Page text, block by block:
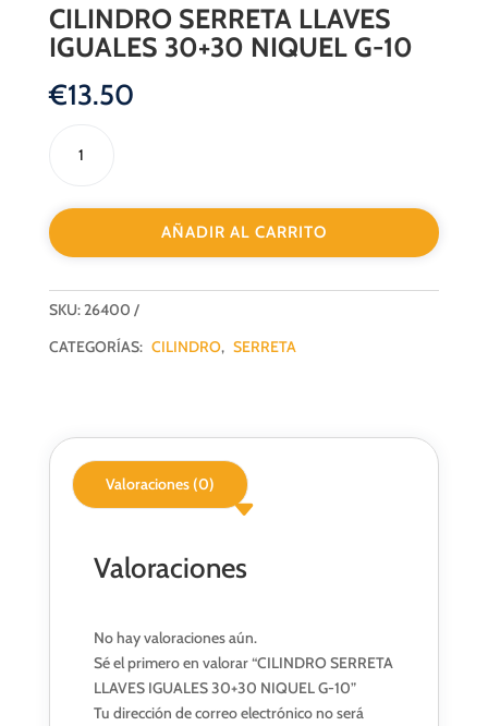
CILINDRO SERRETA LLAVES
IGUALES 30+30 NIQUEL G-10
€13.50
SERRETA
IGUALES
30+30
NIQUEL
G-
10
AÑADIR AL CARRITO
SKU:26400
CATEGORÍAS: CILINDRO, SERRETA
Valoraciones (0)
Valoraciones
No hay valoraciones aún.
Sé el primero en valorar “CILINDRO SERRETA
LLAVES IGUALES 30+30 NIQUEL G-10”
Tu dirección de correo electrónico no será